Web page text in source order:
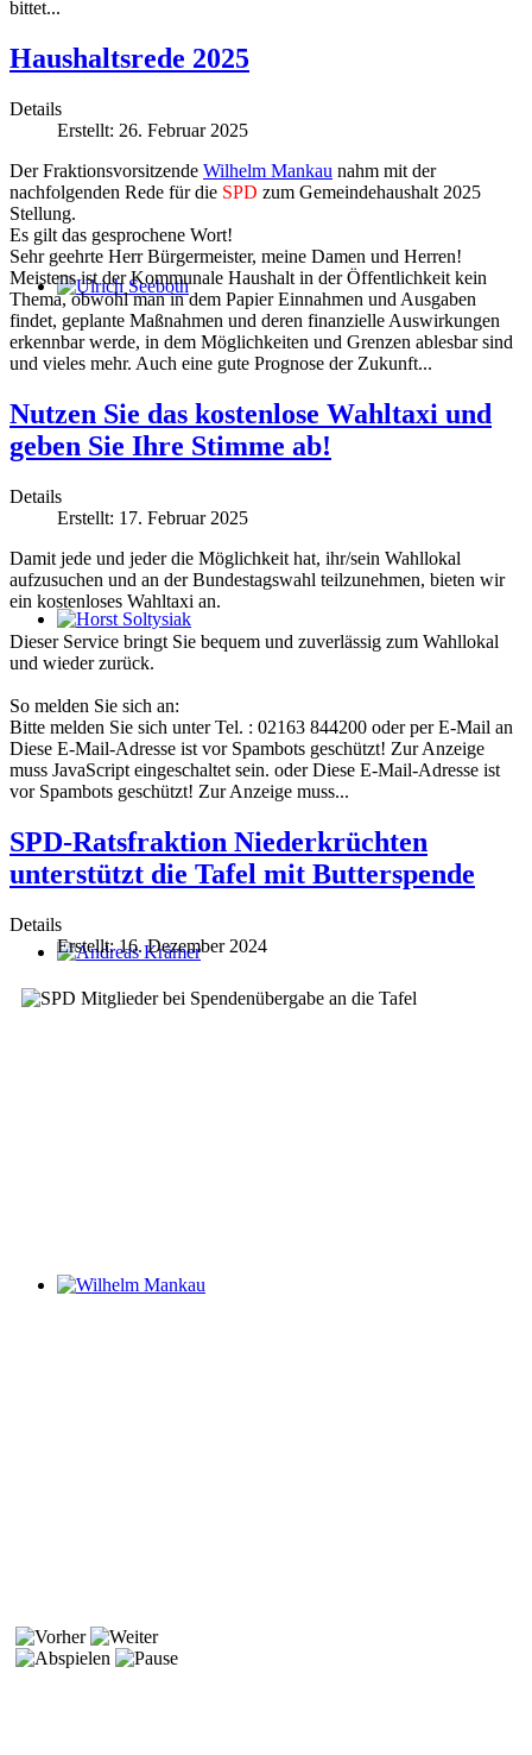
Ulrich Seeboth
Horst Soltysiak
bittet...
Haushaltsrede 2025
Details
Erstellt: 26. Februar 2025
Der Fraktionsvorsitzende Wilhelm Mankau nahm mit der
nachfolgenden Rede für die SPD zum Gemeindehaushalt 2025
Stellung.
Es gilt das gesprochene Wort!
Sehr geehrte Herr Bürgermeister, meine Damen und Herren!
Meistens ist der Kommunale Haushalt in der Öffentlichkeit kein
Thema, obwohl man in dem Papier Einnahmen und Ausgaben
findet, geplante Maßnahmen und deren finanzielle Auswirkungen
erkennbar werde, in dem Möglichkeiten und Grenzen ablesbar sind
und vieles mehr. Auch eine gute Prognose der Zukunft...
Nutzen Sie das kostenlose Wahltaxi und
geben Sie Ihre Stimme ab!
Details
Erstellt: 17. Februar 2025
Damit jede und jeder die Möglichkeit hat, ihr/sein Wahllokal
aufzusuchen und an der Bundestagswahl teilzunehmen, bieten wir
ein kostenloses Wahltaxi an.
Dieser Service bringt Sie bequem und zuverlässig zum Wahllokal
und wieder zurück.
So melden Sie sich an:
Bitte melden Sie sich unter Tel. : 02163 844200 oder per E-Mail an
Diese E-Mail-Adresse ist vor Spambots geschützt! Zur Anzeige
muss JavaScript eingeschaltet sein. oderDiese E-Mail-Adresse ist
vor Spambots geschützt! Zur Anzeige muss...
SPD-Ratsfraktion Niederkrüchten
unterstützt die Tafel mit Butterspende
Details
Erstellt: 16. Dezember 2024